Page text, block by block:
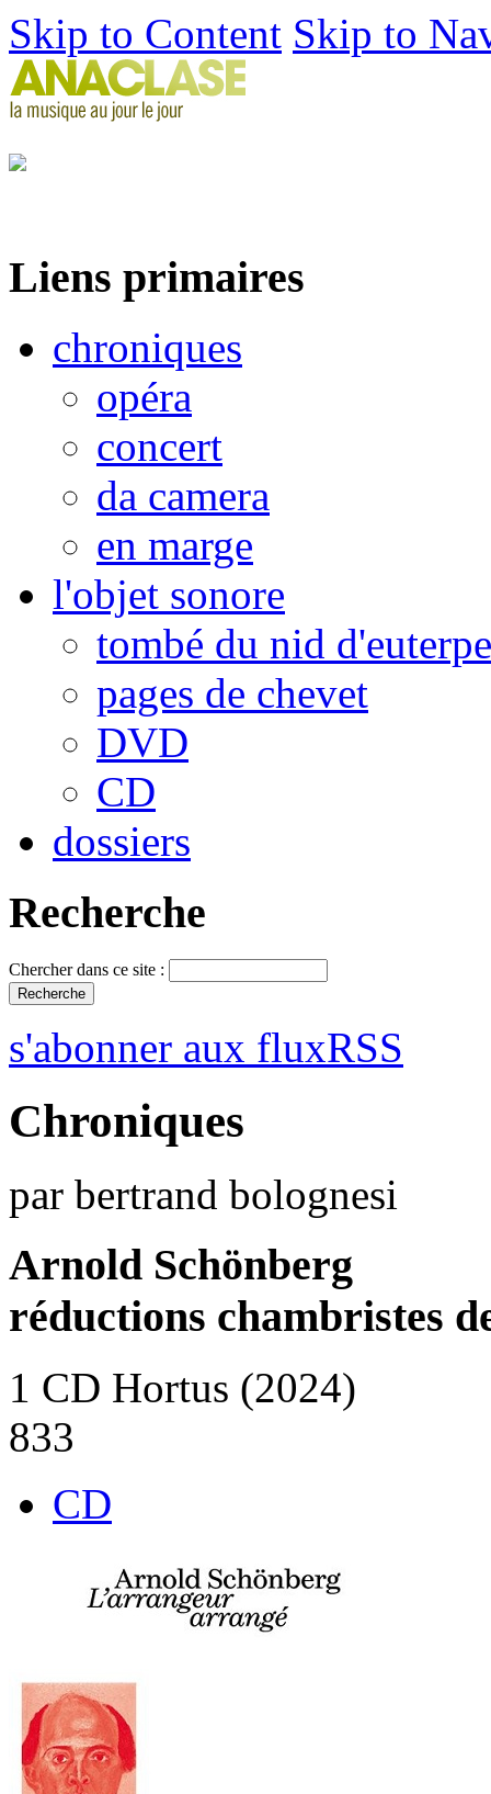
Skip to Content Skip to
Liens primaires
chroniques
opéra
concert
da camera
en marge
l'objet sonore
tombé du nid d'euterpe
pages de chevet
DVD
CD
dossiers
Recherche
Chercher dans ce site :
s'abonner aux fluxRSS
Chroniques
par bertrand bolognesi
Arnold Schönberg
réductions chambristes
1 CD Hortus (2024)
833
CD